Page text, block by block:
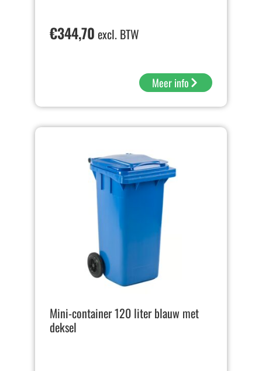
€344,70 excl. BTW
Meer info
Mini-container 120 liter blauw met
deksel